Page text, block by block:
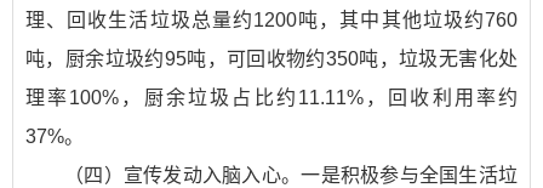
理、回收生活垃圾总量约1200吨，其中其他垃圾约760
吨，厨余垃圾约95吨，可回收物约350吨，垃圾无害化处
理率100%，厨余垃圾占比约11.11%，回收利用率约
37%。
（四）宣传发动入脑入心。一是积极参与全国生活垃